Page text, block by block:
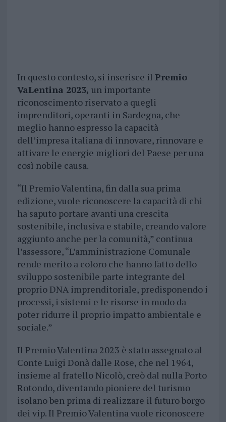
In questo contesto, si inserisce il Premio
VaLentina 2023, un importante
riconoscimento riservato a quegli
imprenditori, operanti in Sardegna, che
meglio hanno espresso la capacità
dell’impresa italiana di innovare, rinnovare e
attivare le energie migliori del Paese per una
così nobile causa.
“Il Premio Valentina, fin dalla sua prima
edizione, vuole riconoscere la capacità di chi
ha saputo portare avanti una crescita
sostenibile, inclusiva e stabile, creando valore
aggiunto anche per la comunità,” continua
l’assessore, “L’amministrazione Comunale
rende merito a coloro che hanno fatto dello
sviluppo sostenibile parte integrante del
proprio DNA imprenditoriale, predisponendo i
processi, i sistemi e le risorse in modo da
poter ridurre il proprio impatto ambientale e
sociale.”
Il Premio Valentina 2023 è stato assegnato al
Conte Luigi Donà dalle Rose, che nel 1964,
insieme al fratello Nicolò, creò dal nulla Porto
Rotondo, diventando pioniere del turismo
isolano ben prima di realizzare il futuro borgo
dei vip. Il Premio Valentina vuole riconoscere